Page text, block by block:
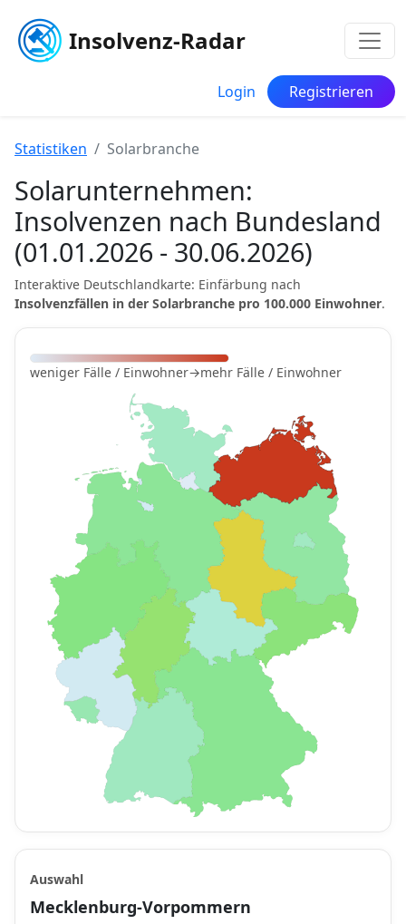
Insolvenz-Radar
Login Registrieren
Statistiken Solarbranche
Solarunternehmen:
Insolvenzen nach Bundesland
(01.01.2026 - 30.06.2026)
Interaktive Deutschlandkarte: Einfärbung nach
Insolvenzfällen in der Solarbranche pro 100.000 Einwohner.
weniger Fälle / Einwohner→mehr Fälle / Einwohner
Auswahl
Mecklenburg-Vorpommern